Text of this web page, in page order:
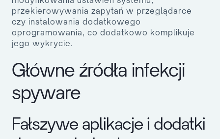
przekierowywania zapytań w przeglądarce
czy instalowania dodatkowego
oprogramowania, co dodatkowo komplikuje
jego wykrycie.
Główne źródła infekcji
spyware
Fałszywe aplikacje i dodatki